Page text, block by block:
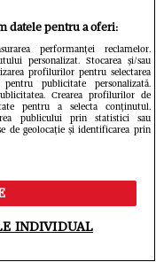
promoții la
lui Călin
a fost
datele pentru a oferi:
performanței reclamelor.
personalizat. Stocarea și/sau
profilurilor pentru selectarea
publicitate personalizată.
Crearea profilurilor de
pentru a selecta conținutul.
publicului prin statistici sau
de geolocație și identificarea prin
INDIVIDUAL